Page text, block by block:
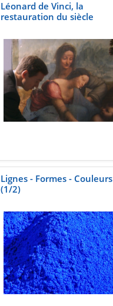
Léonard de Vinci, la
restauration du siècle
Lignes - Formes - Couleurs
(1/2)